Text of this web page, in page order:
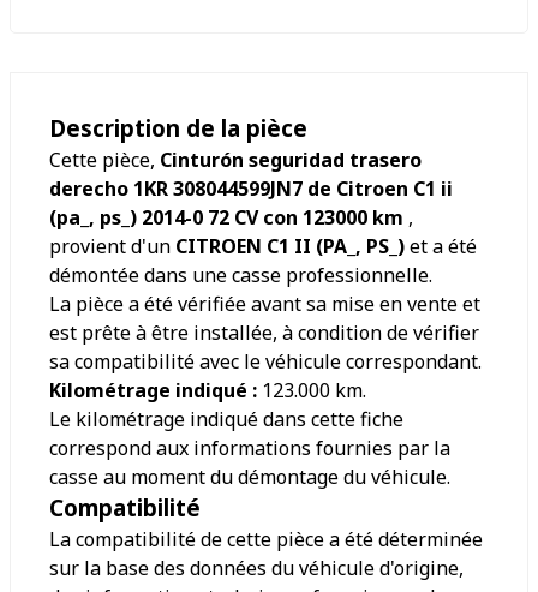
Description de la pièce
Cette pièce, Cinturón seguridad trasero
derecho 1KR 308044599JN7 de Citroen C1 ii
(pa_, ps_) 2014-0 72 CV con 123000 km ,
provient d'un CITROEN C1 II (PA_, PS_)et a été
démontée dans une casse professionnelle.
La pièce a été vérifiée avant sa mise en vente et
est prête à être installée, à condition de vérifier
sa compatibilité avec le véhicule correspondant.
Kilométrage indiqué : 123.000 km.
Le kilométrage indiqué dans cette fiche
correspond aux informations fournies par la
casse au moment du démontage du véhicule.
Compatibilité
La compatibilité de cette pièce a été déterminée
sur la base des données du véhicule d'origine,